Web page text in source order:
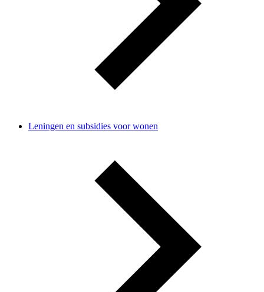
Leningen en subsidies voor wonen